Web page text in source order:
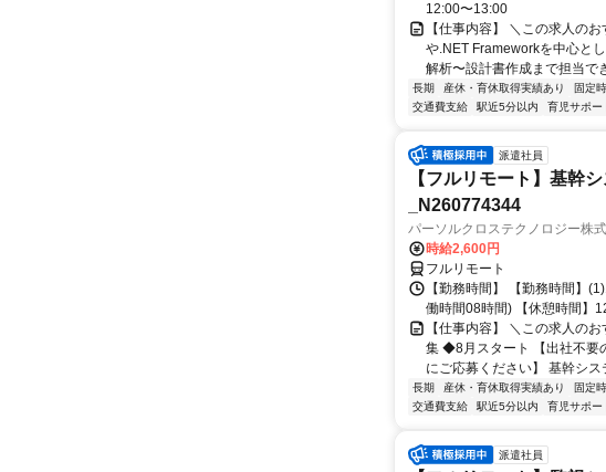
12:00〜13:00
【仕事内容】 ＼この求人の
や.NET Frameworkを中心と
解析〜設計書作成まで担当で
長期 産休・育休取得実績あり 固定
交通費支給
駅近5分以内 育児サポー
派遣社員
【フルリモート】基幹
_N260774344
パーソルクロステクノロジー株
時給2,600円
フルリモート
【勤務時間】 【勤務時間】
働時間08時間) 【休憩時間】
【仕事内容】 ＼この求人の
集 ◆8月スタート 【出社不要
にご応募ください】 基幹シス
長期 産休・育休取得実績あり 固定
交通費支給
駅近5分以内 育児サポー
派遣社員